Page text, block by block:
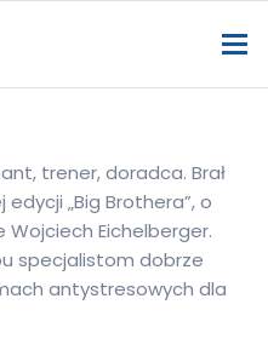
trener, doradca. Brał
„Big Brothera”, o
Eichelberger.
specjalistom dobrze
antystresowych dla